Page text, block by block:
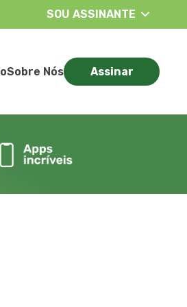
SOU ASSINANTE
Sobre Nós Assinar